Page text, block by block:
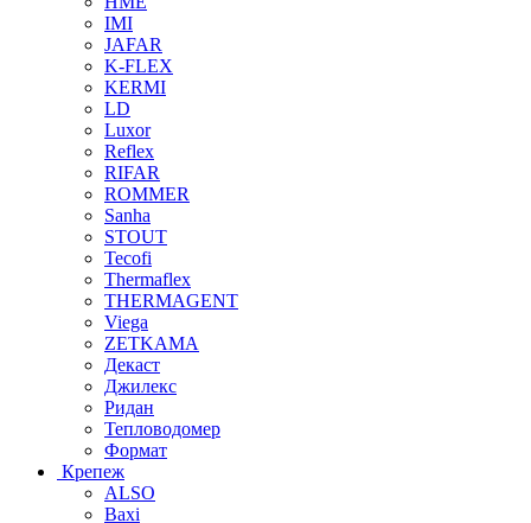
IMI
JAFAR
K-FLEX
KERMI
LD
Luxor
Reflex
RIFAR
ROMMER
Sanha
STOUT
Tecofi
Thermaflex
THERMAGENT
Viega
ZETKAMA
Декаст
Джилекс
Ридан
Тепловодомер
Формат
Крепеж
ALSO
Baxi